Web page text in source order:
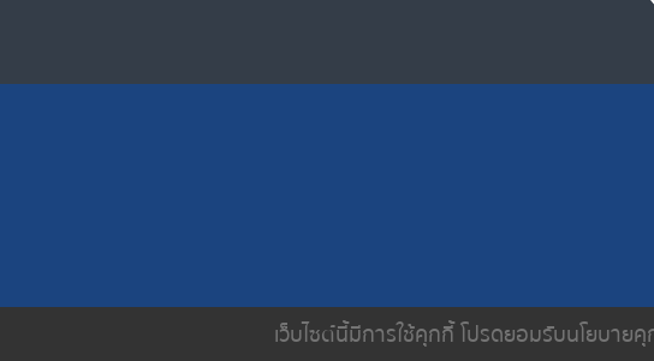
เกี่ยวกับเรา บริการของเรา ค้
เว็บไซต์นี้มีการใช้คุกกี้ โปรดยอมรับนโยบา